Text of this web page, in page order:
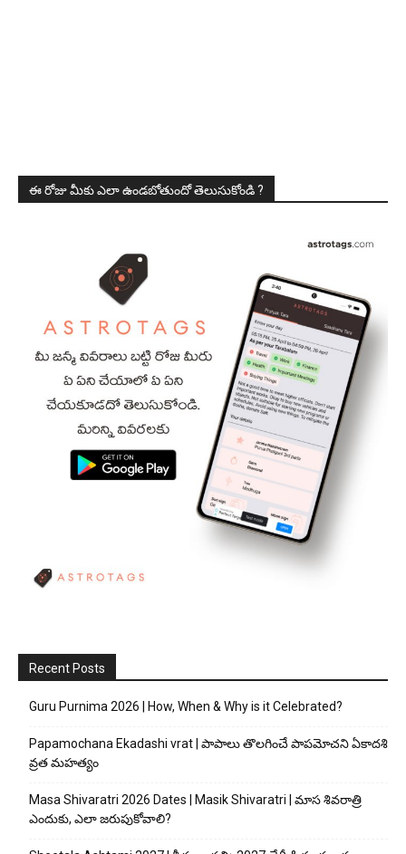
ఈ రోజు మీకు ఎలా ఉండబోతుందో తెలుసుకోండి ?
Recent Posts
Guru Purnima 2026 | How, When & Why is it Celebrated?
Papamochana Ekadashi vrat | పాపాలు తొలగించే పాపమోచని ఏకాదశి
వ్రత మహత్యం
Masa Shivaratri 2026 Dates | Masik Shivaratri | మాస శివరాత్రి
ఎందుకు, ఎలా జరుపుకోవాలి?